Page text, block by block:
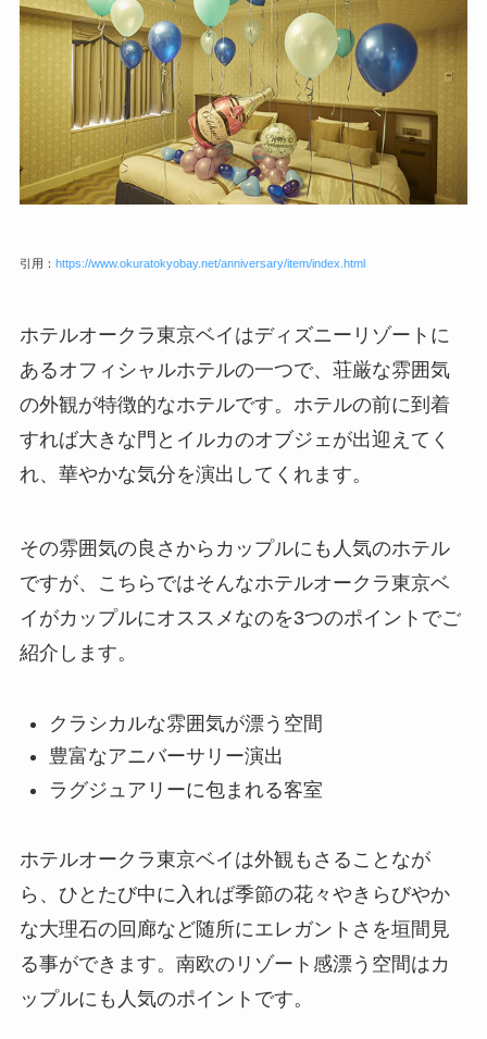
引用： https://www.okuratokyobay.net/anniversary/item/index.html
ホテルオークラ東京ベイはディズニーリゾートに
あるオフィシャルホテルの一つで、荘厳な雰囲気
の外観が特徴的なホテルです。ホテルの前に到着
すれば大きな門とイルカのオブジェが出迎えてく
れ、華やかな気分を演出してくれます。
その雰囲気の良さからカップルにも人気のホテル
ですが、こちらではそんなホテルオークラ東京ベ
イがカップルにオススメなのを3つのポイントでご
紹介します。
クラシカルな雰囲気が漂う空間
豊富なアニバーサリー演出
ラグジュアリーに包まれる客室
ホテルオークラ東京ベイは外観もさることなが
ら、ひとたび中に入れば季節の花々やきらびやか
な大理石の回廊など随所にエレガントさを垣間見
る事ができます。南欧のリゾート感漂う空間はカ
ップルにも人気のポイントです。